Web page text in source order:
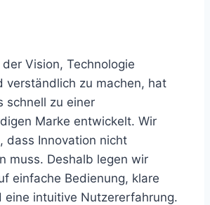
Vision, Technologie
verständlich zu machen, hat
schnell zu einer
Marke entwickelt. Wir
dass Innovation nicht
muss. Deshalb legen wir
einfache Bedienung, klare
eine intuitive Nutzererfahrung.